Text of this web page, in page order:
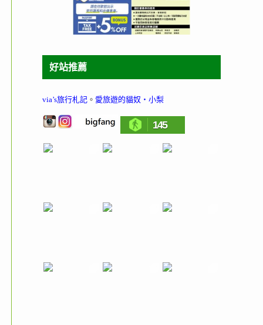
好站推薦
via’s旅行札記 。 愛旅遊的貓奴‧小梨
145